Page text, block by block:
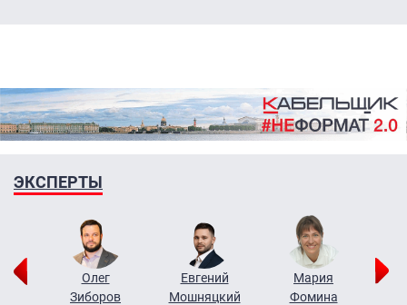
ЭКСПЕРТЫ
Олег
Зиборов
Евгений
Мошняцкий
Мария
Фомина